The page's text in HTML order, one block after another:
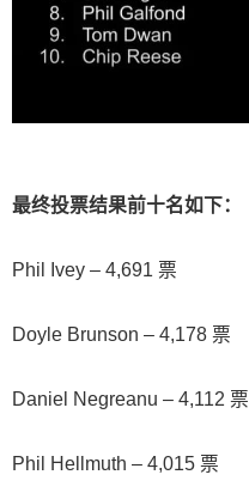
最终投票结果前十名如下：
Phil Ivey – 4,691 票
Doyle Brunson – 4,178 票
Daniel Negreanu – 4,112 票
Phil Hellmuth – 4,015 票